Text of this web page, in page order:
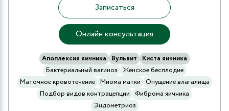
Записаться
Онлайн консультация
Апоплексия яичника Вульвит
Киста яичника
Бактериальный вагиноз
Женское бесплодие
Маточное кровотечение Миома матки Опущение влагалища
Подбор видов контрацепции Фиброма яичника
Эндометриоз